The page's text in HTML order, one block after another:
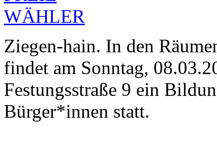
Ziegen-hain. In den
findet am Sonntag,
Festungsstraße 9 ein
Bürger*innen statt.